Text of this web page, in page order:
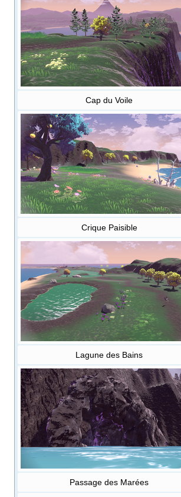
Cap du Voile
Crique Paisible
Lagune des Bains
Passage des Marées